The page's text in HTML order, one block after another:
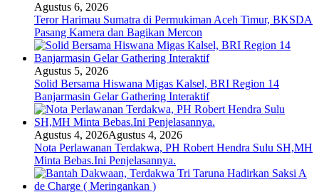
Agustus 6, 2026
Teror Harimau Sumatra di Permukiman Aceh Timur, BKSDA
Pasang Kamera dan Bagikan Mercon
Agustus 5, 2026
Solid Bersama Hiswana Migas Kalsel, BRI Region 14
Banjarmasin Gelar Gathering Interaktif
Agustus 4, 2026Agustus 4, 2026
Nota Perlawanan Terdakwa, PH Robert Hendra Sulu SH,MH
Minta Bebas.Ini Penjelasannya.